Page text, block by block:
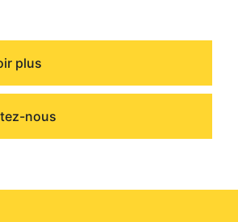
plus
nous